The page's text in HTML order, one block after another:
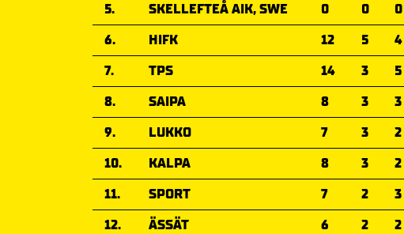
5.
SKELLEFTEÅ AIK, SWE 0 0 0
6.
HIFK 12 5 4
7.
TPS 14 3 5
8.
SAIPA 8 3 3
9.
LUKKO 7 3 2
10.
KALPA 8 3 2
11.
SPORT 7 2 3
12.
ÄSSÄT 6 2 2